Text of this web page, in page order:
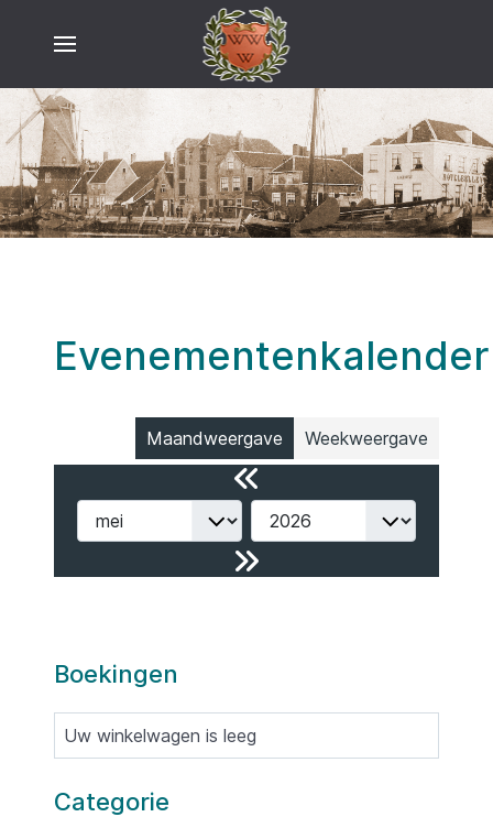
Evenementenkalender
Maandweergave Weekweergave
Boekingen
Uw winkelwagen is leeg
Categorie